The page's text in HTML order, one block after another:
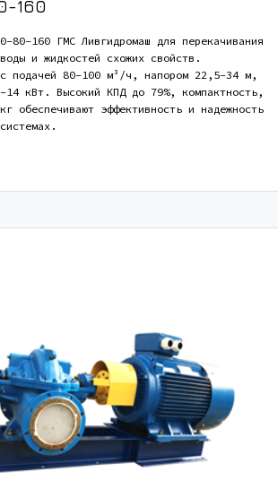
160
80-160 ГМС Ливгидромаш для перекачивания
и жидкостей схожих свойств.
с подачей 80-100 м³/ч, напором 22,5-34 м,
14 кВт. Высокий КПД до 79%, компактность,
обеспечивают эффективность и надежность